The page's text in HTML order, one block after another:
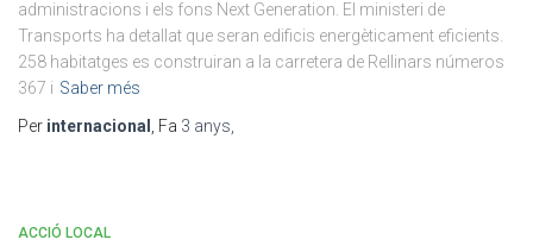
administracions i els fons Next Generation. El ministeri de
Transports ha detallat que seran edificis energèticament eficients.
258 habitatges es construiran a la carretera de Rellinars números
367 i Saber més
Per internacional , Fa 3 anys
ACCIÓ LOCAL